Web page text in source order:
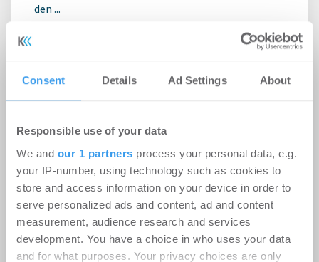
Consent Details Ad Settings About
Responsible use of your data
We and our 1 partners process your personal data, e.g.
your IP-number, using technology such as cookies to
store and access information on your device in order to
serve personalized ads and content, ad and content
measurement, audience research and services
development. You have a choice in who uses your data
and for what purposes. Your privacy choices are only
den ...
2026 – Bewerbung bis 2. August
möglich – Bundesbauministerin
Verena Hubertz abermals
Schirmherrin
- 08.07.2026
Login für den ganzen Artikel Wenn noch nicht
registriert, erstellen Sie sich jetzt Ihren
kostenlosen Account, um auf die neusten ...